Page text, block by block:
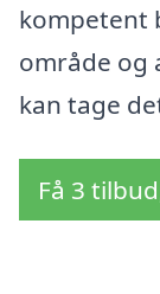
kompetent
område og
kan tage
Få 3